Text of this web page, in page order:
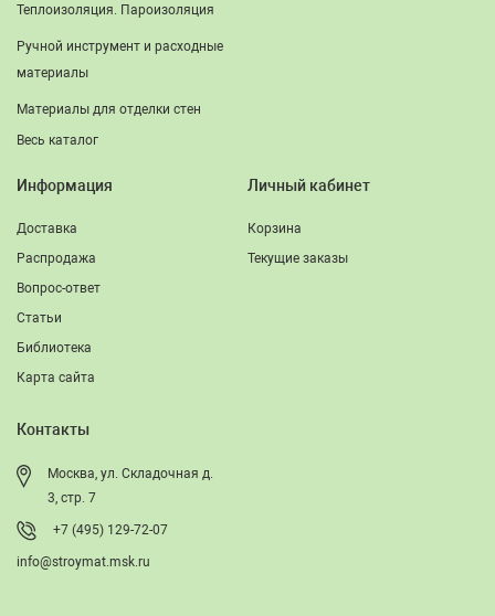
Контакты
Москва, ул. Складочная д.
3, стр. 7
+7 (495) 129-72-07
info@stroymat.msk.ru
Теплоизоляция. Пароизоляция
Ручной инструмент и расходные
материалы
Материалы для отделки стен
Весь каталог
Информация
Доставка
Распродажа
Вопрос-ответ
Статьи
Библиотека
Карта сайта
Личный кабинет
Корзина
Текущие заказы